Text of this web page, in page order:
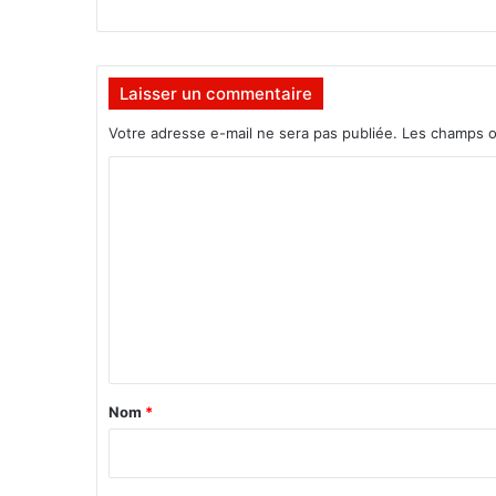
Laisser un commentaire
Votre adresse e-mail ne sera pas publiée. Les champs
a
Nom *